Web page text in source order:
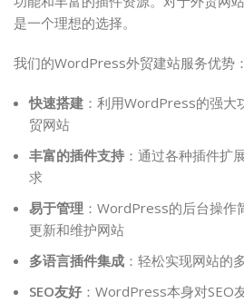
是一个理想的选择。
我们的WordPress外贸建站服务优势：
快速搭建 ：利用WordPress的强大
贸网站
丰富的插件支持 ：通过各种插件扩
求
易于管理 ：WordPress的后台操作
更新和维护网站
多语言插件集成 ：轻松实现网站的
SEO友好 ：WordPress本身对SEO